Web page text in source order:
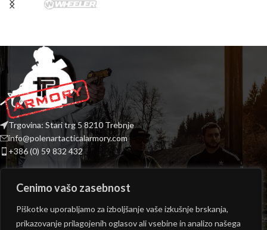
Cenimo vašo zasebnost
Piškotke uporabljamo za izboljšanje vaše izkušnje brskanja,
prikazovanje prilagojenih oglasov ali vsebine in analizo našega
Trgovina: Stari trg 5 8210 Trebnje
info@polenartacticalarmory.com
+386 (0) 59 832 432
ODPIRALNI ČAS TRGOVINE